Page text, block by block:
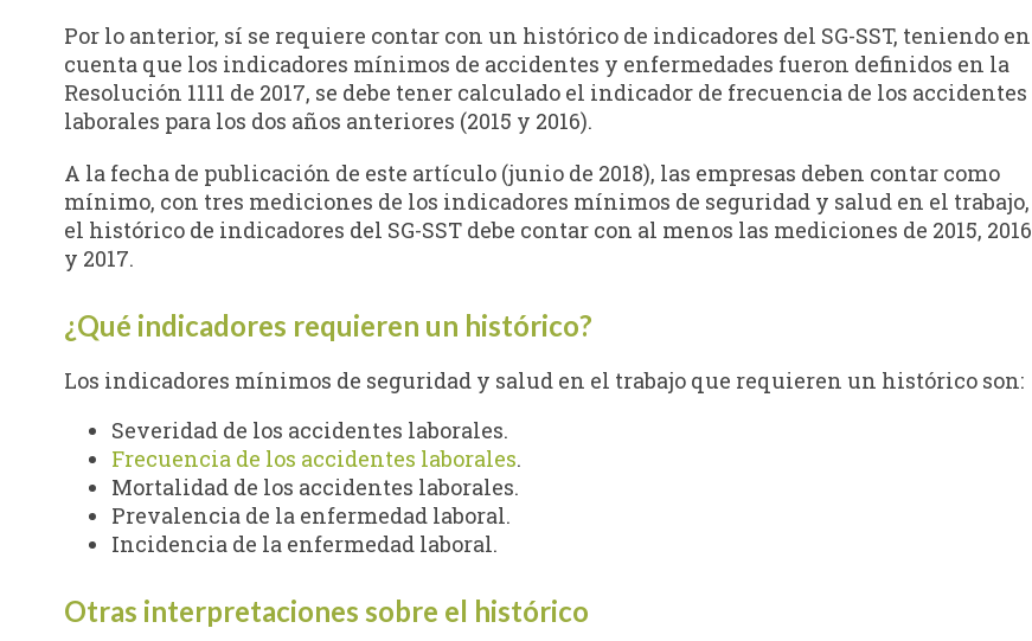
Por lo anterior, sí se requiere contar con un histórico de indicadores del SG-SST, teniendo en
cuenta que los indicadores mínimos de accidentes y enfermedades fueron definidos en la
Resolución 1111 de 2017, se debe tener calculado el indicador de frecuencia de los accidentes
laborales para los dos años anteriores (2015 y 2016).
A la fecha de publicación de este artículo (junio de 2018), las empresas deben contar como
mínimo, con tres mediciones de los indicadores mínimos de seguridad y salud en el trabajo,
el histórico de indicadores del SG-SST debe contar con al menos las mediciones de 2015, 2016
y 2017.
¿Qué indicadores requieren un histórico?
Los indicadores mínimos de seguridad y salud en el trabajo que requieren un histórico son:
Severidad de los accidentes laborales.
Frecuencia de los accidentes laborales.
Mortalidad de los accidentes laborales.
Prevalencia de la enfermedad laboral.
Incidencia de la enfermedad laboral.
Otras interpretaciones sobre el histórico